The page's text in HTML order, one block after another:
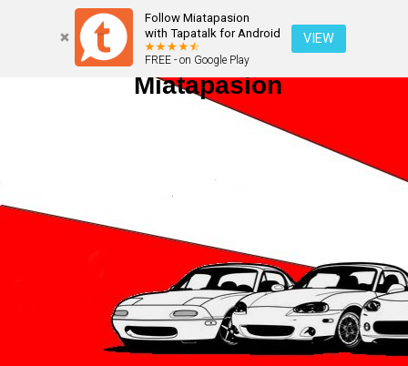
Follow Miatapasion
with Tapatalk for Android
FREE - on Google Play
VIEW
Miatapasion